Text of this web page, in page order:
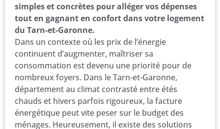
simples et concrètes pour alléger vos dépenses
tout en gagnant en confort dans votre logement
du Tarn-et-Garonne.
Dans un contexte où les prix de l’énergie
continuent d’augmenter, maîtriser sa
consommation est devenu une priorité pour de
nombreux foyers. Dans le Tarn-et-Garonne,
département au climat contrasté entre étés
chauds et hivers parfois rigoureux, la facture
énergétique peut vite peser sur le budget des
ménages. Heureusement, il existe des solutions